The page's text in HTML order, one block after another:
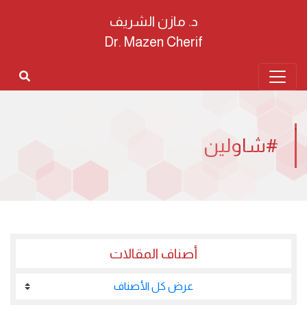
د. مازن الشريف
Dr. Mazen Cherif
#شاولين
أصناف المقالات
عرض كل الأصناف